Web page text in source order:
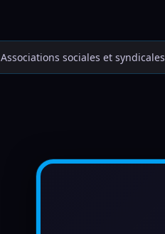
Associations sociales et syndicales